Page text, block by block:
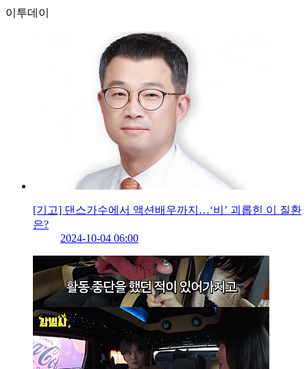
이투데이
[기고] 댄스가수에서 액션배우까지…‘비’ 괴롭힌 이 질환
은?
2024-10-04 06:00